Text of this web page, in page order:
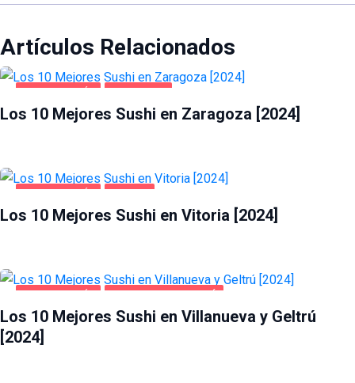
Artículos Relacionados
GASTRONOMÍA ZARAGOZA
Los 10 Mejores Sushi en Zaragoza [2024]
GASTRONOMÍA VITORIA
Los 10 Mejores Sushi en Vitoria [2024]
GASTRONOMÍA VILLANUEVA Y GELTRÚ
Los 10 Mejores Sushi en Villanueva y Geltrú
[2024]